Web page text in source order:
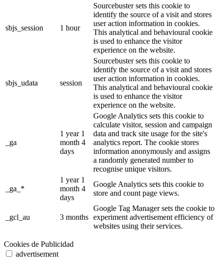
sbjs_session 1 hour
Sourcebuster sets this cookie to
identify the source of a visit and stores
user action information in cookies.
This analytical and behavioural cookie
is used to enhance the visitor
experience on the website.
sbjs_udata session
Sourcebuster sets this cookie to
identify the source of a visit and stores
user action information in cookies.
This analytical and behavioural cookie
is used to enhance the visitor
experience on the website.
_ga
1 year 1
month 4
days
Google Analytics sets this cookie to
calculate visitor, session and campaign
data and track site usage for the site's
analytics report. The cookie stores
information anonymously and assigns
a randomly generated number to
recognise unique visitors.
_ga_*
1 year 1
month 4
days
Google Analytics sets this cookie to
store and count page views.
_gcl_au 3 months
Google Tag Manager sets the cookie to
experiment advertisement efficiency of
websites using their services.
Cookies de Publicidad
advertisement